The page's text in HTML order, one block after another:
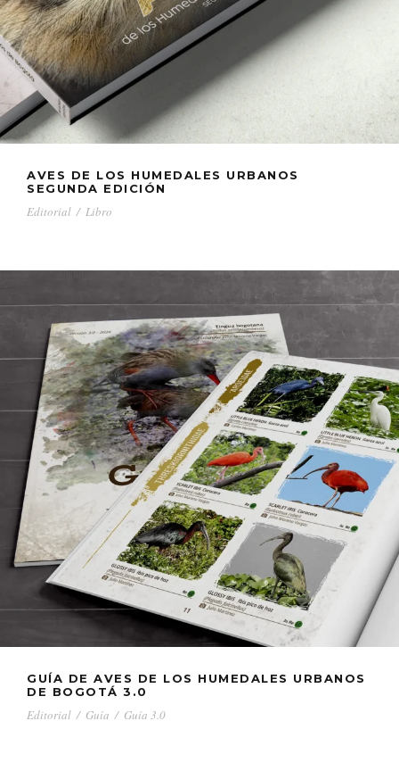
AVES DE LOS HUMEDALES URBANOS
SEGUNDA EDICIÓN
Editorial / Libro
GUÍA DE AVES DE LOS HUMEDALES URBANOS
DE BOGOTÁ 3.0
Editorial / Guía / Guía 3.0